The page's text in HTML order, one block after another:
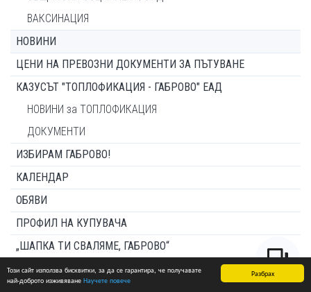
Разбрах
Този сайт използва бисквитки, за да се гарантира, че получавате
най-доброто изживяване Научете повече
ВАКСИНАЦИЯ
НОВИНИ
ЦЕНИ НА ПРЕВОЗНИ ДОКУМЕНТИ ЗА ПЪТУВАНЕ
КАЗУСЪТ "ТОПЛОФИКАЦИЯ - ГАБРОВО" ЕАД
НОВИНИ за ТОПЛОФИКАЦИЯ
ДОКУМЕНТИ
ИЗБИРАМ ГАБРОВО!
КАЛЕНДАР
ОБЯВИ
ПРОФИЛ НА КУПУВАЧА
„ШАПКА ТИ СВАЛЯМЕ, ГАБРОВО“
ПУБЛИЧНИ ОБСЪЖДАНИЯ И ДИСКУСИИ